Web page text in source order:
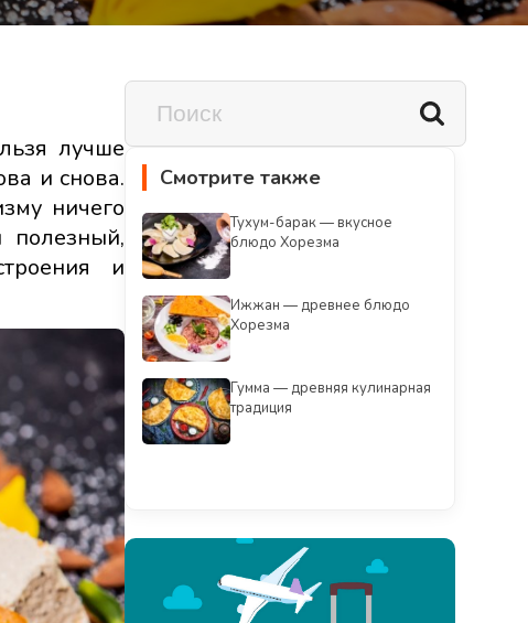
лучше
и снова.
ничего
полезный,
и
Смотрите также
Тухум-барак — вкусное
блюдо Хорезма
Ижжан — древнее блюдо
Хорезма
Гумма — древняя кулинарная
традиция